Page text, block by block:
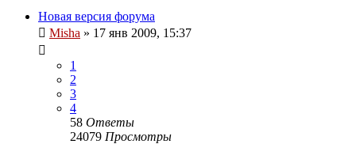
Новая версия форума
Misha » 17 янв 2009, 15:37
1
2
3
4
58 Ответы
24079 Просмотры